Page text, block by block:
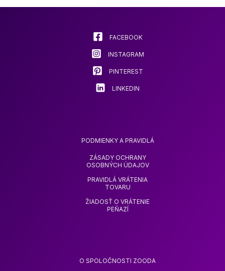
FACEBOOK
INSTAGRAM
PINTEREST
LINKEDIN
PODMIENKY A PRAVIDLÁ
ZÁSADY OCHRANY
OSOBNÝCH ÚDAJOV
PRAVIDLÁ VRÁTENIA
TOVARU
ŽIADOSŤ O VRÁTENIE
PEŇAZÍ
O SPOLOČNOSTI ZOODA